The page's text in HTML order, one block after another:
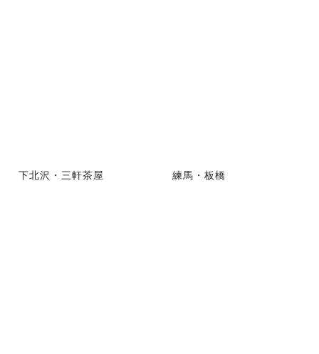
下北沢・三軒茶屋 練馬・板橋